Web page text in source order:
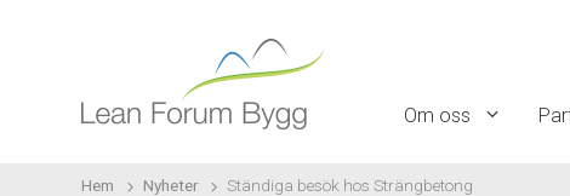
Om oss
Hem Nyheter Ständiga besök hos Strängbetong